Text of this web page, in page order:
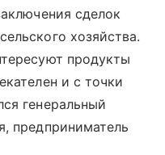
сделок
хозяйства.
продукты
и с точки
генеральный
предприниматель